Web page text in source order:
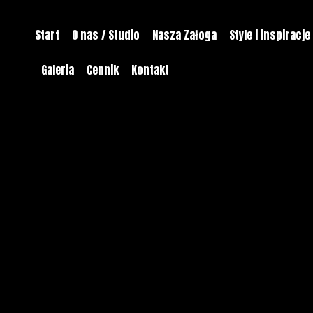
Start O nas / Studio Nasza Załoga Style i inspiracje
Galeria Cennik Kontakt